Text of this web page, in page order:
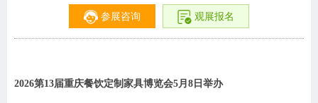
参展咨询 观展报名
2026第13届重庆餐饮定制家具博览会5月8日举办